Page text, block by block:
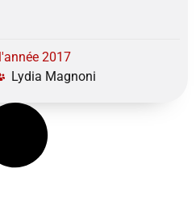
2017
Lydia Magnoni